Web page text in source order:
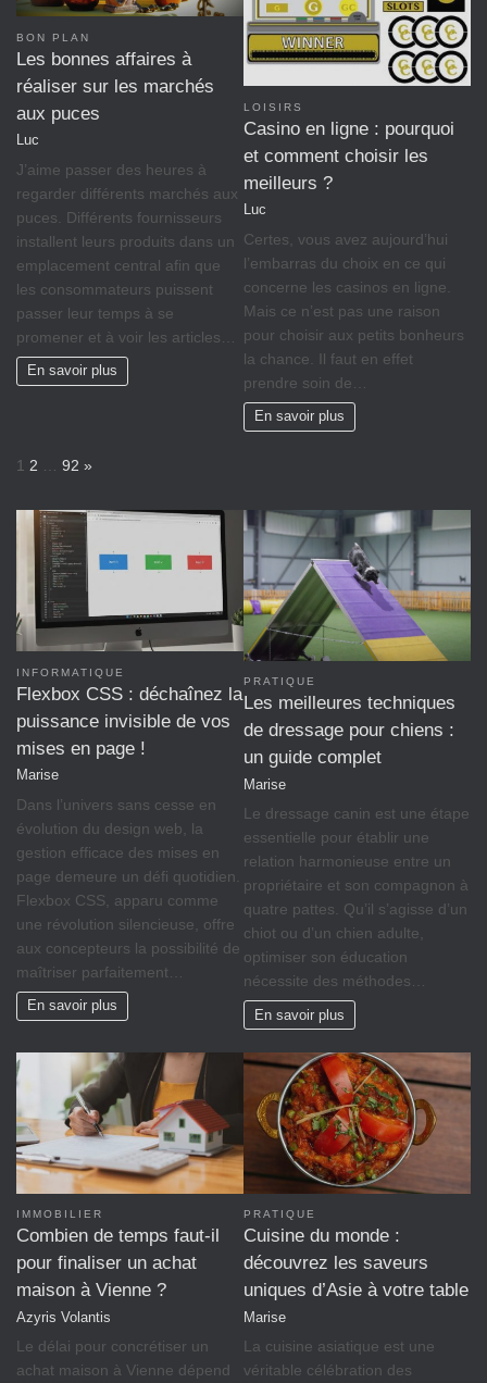
BON PLAN
Les bonnes affaires à
réaliser sur les marchés
aux puces
Luc
J’aime passer des heures à
regarder différents marchés aux
puces. Différents fournisseurs
installent leurs produits dans un
emplacement central afin que
les consommateurs puissent
passer leur temps à se
promener et à voir les articles…
En savoir plus
LOISIRS
Casino en ligne : pourquoi
et comment choisir les
meilleurs ?
Luc
Certes, vous avez aujourd’hui
l’embarras du choix en ce qui
concerne les casinos en ligne.
Mais ce n’est pas une raison
pour choisir aux petits bonheurs
la chance. Il faut en effet
prendre soin de…
En savoir plus
P
g
1 2 92 N
x
»
INFORMATIQUE
Flexbox CSS : déchaînez la
puissance invisible de vos
mises en page !
Marise
Dans l’univers sans cesse en
évolution du design web, la
gestion efficace des mises en
page demeure un défi quotidien.
Flexbox CSS, apparu comme
une révolution silencieuse, offre
aux concepteurs la possibilité de
maîtriser parfaitement…
En savoir plus
PRATIQUE
Les meilleures techniques
de dressage pour chiens :
un guide complet
Marise
Le dressage canin est une étape
essentielle pour établir une
relation harmonieuse entre un
propriétaire et son compagnon à
quatre pattes. Qu’il s’agisse d’un
chiot ou d’un chien adulte,
optimiser son éducation
nécessite des méthodes…
En savoir plus
IMMOBILIER
Combien de temps faut-il
pour finaliser un achat
maison à Vienne ?
Azyris Volantis
Le délai pour concrétiser un
achat maison à Vienne dépend
PRATIQUE
Cuisine du monde :
découvrez les saveurs
uniques d’Asie à votre table
Marise
La cuisine asiatique est une
véritable célébration des